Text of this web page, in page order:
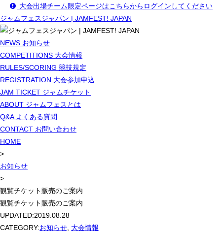
大会出場チーム限定ページはこちらからログインしてください
ジャムフェスジャパン | JAMFEST! JAPAN
NEWS お知らせ
COMPETITIONS 大会情報
RULES/SCORING 競技規定
REGISTRATION 大会参加申込
JAM TICKET ジャムチケット
ABOUT ジャムフェスとは
Q&A よくある質問
CONTACT お問い合わせ
HOME
>
お知らせ
>
観覧チケット販売のご案内
観覧チケット販売のご案内
UPDATED:2019.08.28
CATEGORY:お知らせ 大会情報